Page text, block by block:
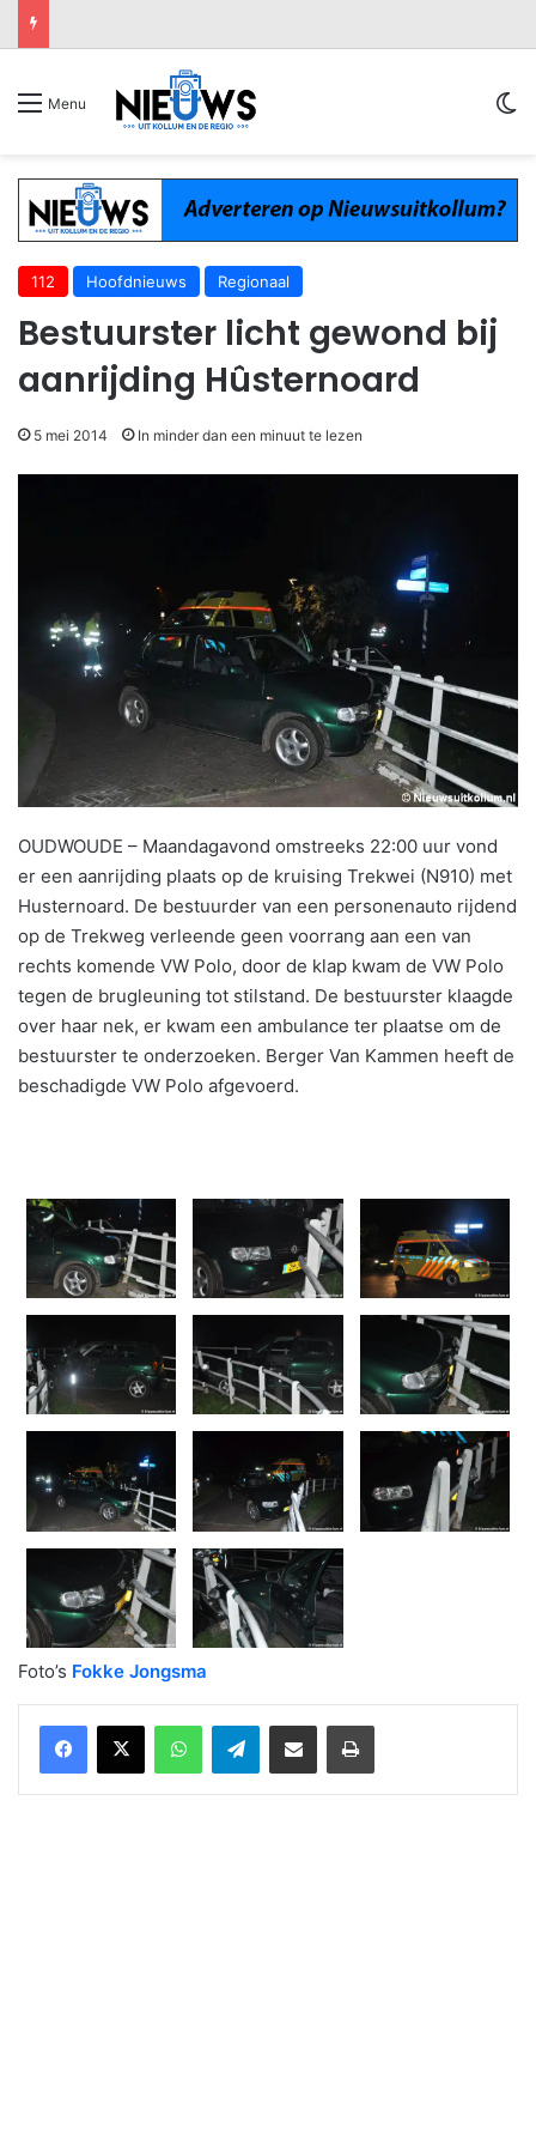
Menu
112 Hoofdnieuws Regionaal
Bestuurster licht gewond bij
aanrijding Hûsternoard
5 mei 2014 In minder dan een minuut te lezen
OUDWOUDE – Maandagavond omstreeks 22:00 uur vond
er een aanrijding plaats op de kruising Trekwei (N910) met
Husternoard. De bestuurder van een personenauto rijdend
op de Trekweg verleende geen voorrang aan een van
rechts komende VW Polo, door de klap kwam de VW Polo
tegen de brugleuning tot stilstand. De bestuurster klaagde
over haar nek, er kwam een ambulance ter plaatse om de
bestuurster te onderzoeken. Berger Van Kammen heeft de
beschadigde VW Polo afgevoerd.
Foto’s Fokke Jongsma
WhatsAppTelegramDelen via Email Print